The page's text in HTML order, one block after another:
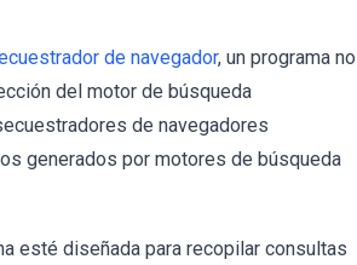
de navegador, un programa no
del motor de búsqueda
de navegadores
generados por motores de búsqueda
esté diseñada para recopilar consultas